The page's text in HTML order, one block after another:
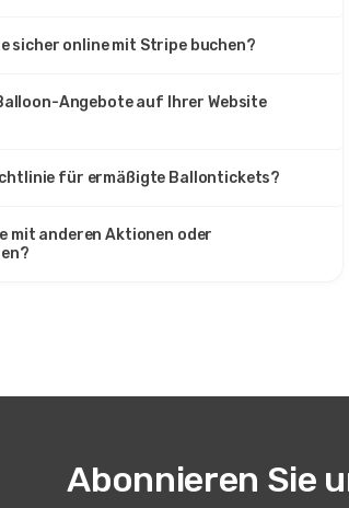
sicher online mit Stripe buchen?
Angebote auf Ihrer Website
für ermäßigte Ballontickets?
mit anderen Aktionen oder
Abonnieren Sie